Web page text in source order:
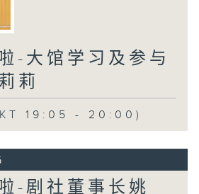
-大馆学习及参与
莉
19:05 - 20:00)
-剧社董事长姚